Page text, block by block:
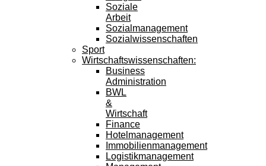
Soziale
Arbeit
Sozialmanagement
Sozialwissenschaften
Sport
Wirtschaftswissenschaften:
Business
Administration
BWL
&
Wirtschaft
Finance
Hotelmanagement
Immobilienmanagement
Logistikmanagement